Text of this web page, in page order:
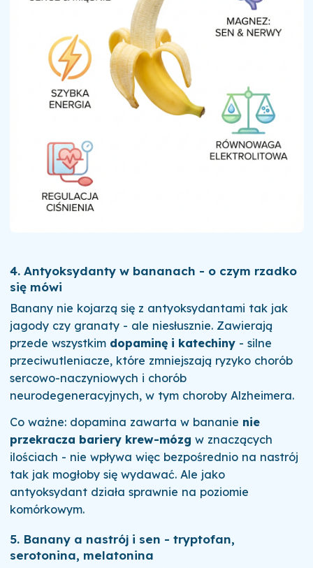
4. Antyoksydanty w bananach - o czym rzadko
się mówi
Banany nie kojarzą się z antyoksydantami tak jak
jagody czy granaty - ale niesłusznie. Zawierają
przede wszystkim dopaminę i katechiny- silne
przeciwutleniacze, które zmniejszają ryzyko chorób
sercowo-naczyniowych i chorób
neurodegeneracyjnych, w tym choroby Alzheimera.
Co ważne: dopamina zawarta w bananie nie
przekracza bariery krew-mózg w znaczących
ilościach - nie wpływa więc bezpośrednio na nastrój
tak jak mogłoby się wydawać. Ale jako
antyoksydant działa sprawnie na poziomie
komórkowym.
5. Banany a nastrój i sen - tryptofan,
serotonina, melatonina